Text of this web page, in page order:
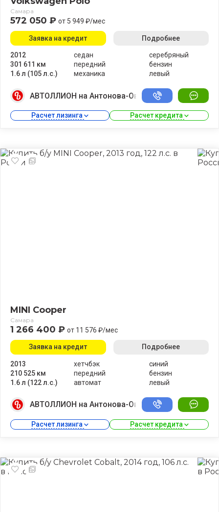
Самара
572 050 ₽ от 5 949 ₽/мес
2012
301 611 км
1.6 л (105 л.с.)
седан
передний
механика
серебряный
бензин
левый
Заявка на кредит Подробнее
АВТОЛЛИОН на Антонова-Овсеенко
Расчет лизинга Расчет кредита
MINI Cooper
Самара
1 266 400 ₽ от 11 576 ₽/мес
2013
210 525 км
1.6 л (122 л.с.)
хетчбэк
передний
автомат
синий
бензин
левый
Заявка на кредит Подробнее
АВТОЛЛИОН на Антонова-Овсеенко
Расчет лизинга Расчет кредита